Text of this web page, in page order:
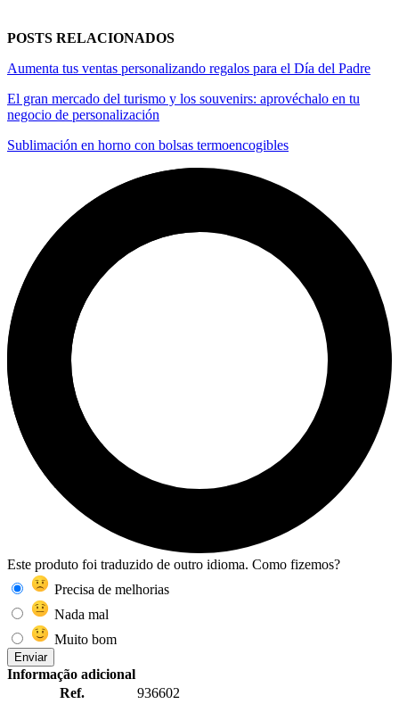
POSTS RELACIONADOS
Aumenta tus ventas personalizando regalos para el Día del Padre
El gran mercado del turismo y los souvenirs: aprovéchalo en tu
negocio de personalización
Sublimación en horno con bolsas termoencogibles
Este produto foi traduzido de outro idioma. Como fizemos?
Precisa de melhorias
Nada mal
Muito bom
Enviar
Informação adicional
Ref.
936602